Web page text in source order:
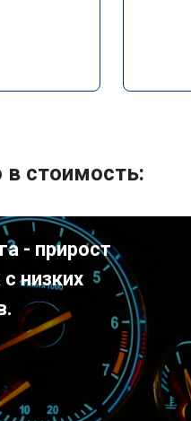
стоимость:
- прирост
низких